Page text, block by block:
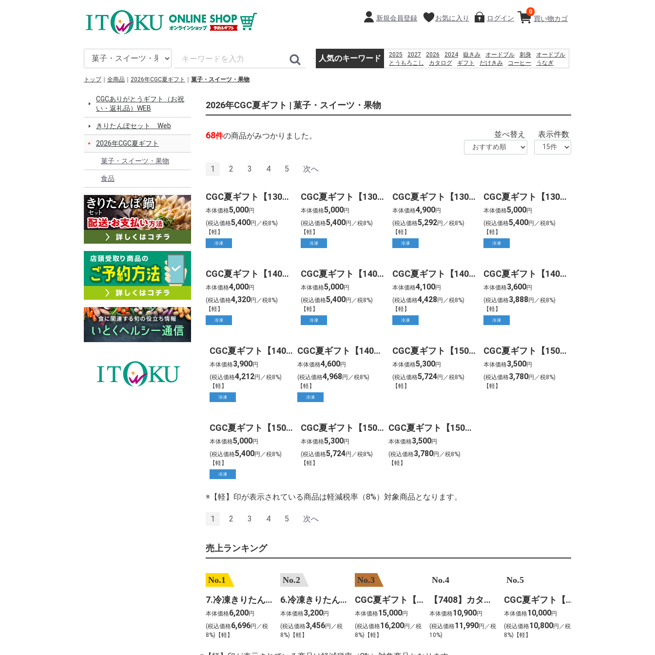
買い物カゴ
0
新規会員登録 お気に入り ログイン
人気のキーワード 2025 2027 2026 2024 嶽きみ オードブル 刺身
オードブル
とうもろこし
カタログ ギフト だけきみ コーヒー
うなぎ
トップ 全商品 2026年CGC夏ギフト 菓子・スイーツ・果物
CGCありがとうギフト（お祝
い・返礼品）WEB
きりたんぽセット Web
2026年CGC夏ギフト
菓子・スイーツ・果物
食品
2026年CGC夏ギフト | 菓子・スイーツ・果物
68件の商品がみつかりました。 並べ替え 表示件数
1 2 3 4 5 次へ
CGC夏ギフト【1301】ホシフルーツ フルーツパーラーのジャムで味わう生乳アイス ミルクラウン(10個)
本体価格5,000円
(税込価格5,400円／税8%)
【軽】
冷凍
CGC夏ギフト【1302】ガレープレミアムアイスクリーム(12個)
本体価格5,000円
(税込価格5,400円／税8%)
【軽】
冷凍
CGC夏ギフト【1303】沖縄ブルーシール アイスギフト(12個)
本体価格4,900円
(税込価格5,292円／税8%)
【軽】
冷凍
CGC夏ギフト【1304】銀座千疋屋 銀座プレミアムアイス(10個)
本体価格5,000円
(税込価格5,400円／税8%)
【軽】
冷凍
CGC夏ギフト【1401】ホシフルーツ 吉野の本葛いちご氷 Sharuru(6個)
本体価格4,000円
(税込価格4,320円／税8%)
【軽】
冷凍
CGC夏ギフト【1402】ハーゲンダッツ バー&アソートセット(9個)
本体価格5,000円
(税込価格5,400円／税8%)
【軽】
冷凍
CGC夏ギフト【1403】横濱馬車道 あいすもなかセット(17個)
本体価格4,100円
(税込価格4,428円／税8%)
【軽】
冷凍
CGC夏ギフト【1404】銀座京橋 レ ロジェ エギュスキロール ショコラアイスボール(39個)
本体価格3,600円
(税込価格3,888円／税8%)
【軽】
冷凍
CGC夏ギフト【1405】人気のアイスアソートギフト(12個)
本体価格3,900円
(税込価格4,212円／税8%)
【軽】
冷凍
CGC夏ギフト【1406】マルガー 受賞・まるごと能登ジェラート2026(8個)
本体価格4,600円
(税込価格4,968円／税8%)
【軽】
冷凍
CGC夏ギフト【1501】ゴディバ ラングドシャクッキーアソートメント(52枚)
本体価格5,300円
(税込価格5,724円／税8%)
【軽】
CGC夏ギフト【1502】ゴディバ ラングドシャクッキーアソートメント(30枚)
本体価格3,500円
(税込価格3,780円／税8%)
【軽】
CGC夏ギフト【1503】ゴディバ アイスシーズナルコレクション(8個)
本体価格5,000円
(税込価格5,400円／税8%)
【軽】
冷凍
CGC夏ギフト【1504】ゴディバ ムースショコラ エ カカオフルーツジュレ(13個)
本体価格5,300円
(税込価格5,724円／税8%)
【軽】
CGC夏ギフト【1505】ゴディバ ムースショコラ エ カカオフルーツジュレ(7個)
本体価格3,500円
(税込価格3,780円／税8%)
【軽】
※【軽】印が表示されている商品は軽減税率（8%）対象商品となります。
1 2 3 4 5 次へ
売上ランキング
No.1
7.冷凍きりたんぽセットM 野菜なし 4人前
本体価格6,200円
(税込価格6,696円／税
8%)【軽】
No.2
6.冷凍きりたんぽセットＳ 野菜なし 2人前
本体価格3,200円
(税込価格3,456円／税
8%)【軽】
No.3
CGC夏ギフト【1101】和牛苑 神戸牛・三田和牛食べ比べ(680g)
本体価格15,000円
(税込価格16,200円／税
8%)【軽】
No.4
【7408】カタログギフト ボーベル・クレソン
本体価格10,900円
(税込価格11,990円／税
10%)
No.5
CGC夏ギフト【1202】スギモト 松阪牛焼肉用(420g)
本体価格10,000円
(税込価格10,800円／税
8%)【軽】